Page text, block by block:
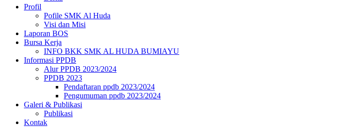
Profil
Pofile SMK Al Huda
Visi dan Misi
Laporan BOS
Bursa Kerja
INFO BKK SMK AL HUDA BUMIAYU
Informasi PPDB
Alur PPDB 2023/2024
PPDB 2023
Pendaftaran ppdb 2023/2024
Pengumuman ppdb 2023/2024
Galeri & Publikasi
Publikasi
Kontak